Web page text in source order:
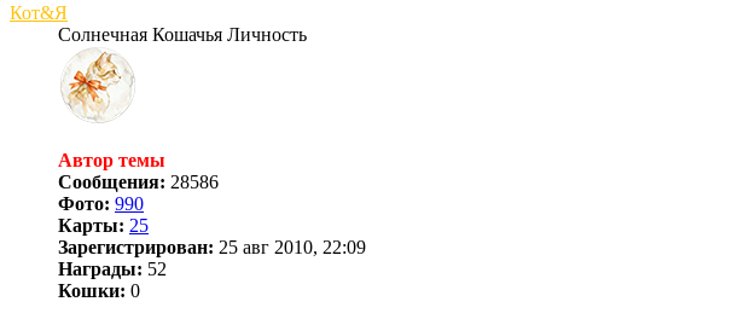
Кот&Я
Солнечная Кошачья Личность
Автор темы
Сообщения: 28586
Фото: 990
Карты: 25
Зарегистрирован: 25 авг 2010, 22:09
Награды: 52
Кошки: 0